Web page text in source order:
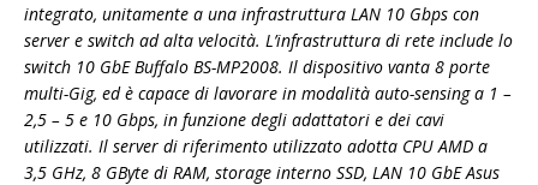
integrato, unitamente a una infrastruttura LAN 10 Gbps con
server e switch ad alta velocità. L’infrastruttura di rete include lo
switch 10 GbE Buffalo BS-MP2008. Il dispositivo vanta 8 porte
multi-Gig, ed è capace di lavorare in modalità auto-sensing a 1 –
2,5 – 5 e 10 Gbps, in funzione degli adattatori e dei cavi
utilizzati. Il server di riferimento utilizzato adotta CPU AMD a
3,5 GHz, 8 GByte di RAM, storage interno SSD, LAN 10 GbE Asus